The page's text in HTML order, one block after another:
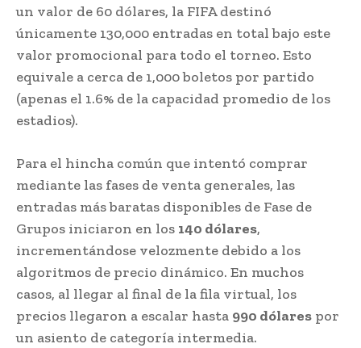
un valor de 60 dólares, la FIFA destinó
únicamente 130,000 entradas en total bajo este
valor promocional para todo el torneo. Esto
equivale a cerca de 1,000 boletos por partido
(apenas el 1.6% de la capacidad promedio de los
estadios).
Para el hincha común que intentó comprar
mediante las fases de venta generales, las
entradas más baratas disponibles de Fase de
Grupos iniciaron en los 140 dólares,
incrementándose velozmente debido a los
algoritmos de precio dinámico. En muchos
casos, al llegar al final de la fila virtual, los
precios llegaron a escalar hasta 990 dólares por
un asiento de categoría intermedia.